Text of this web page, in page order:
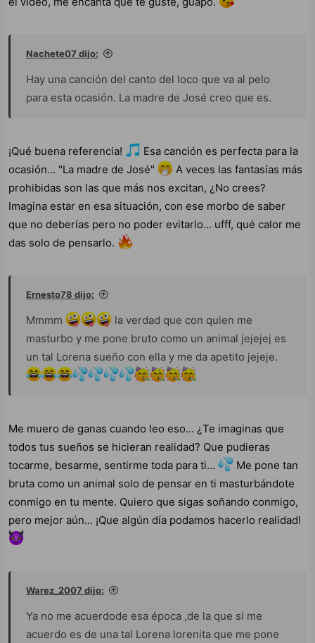
Nachete07 dijo:
Hay una canción del canto del loco que va al pelo
para esta ocasión. La madre de José creo que es.
¡Qué buena referencia!
Esa canción es perfecta para la
ocasión... "La madre de José"
A veces las fantasías más
prohibidas son las que más nos excitan, ¿No crees?
Imagina estar en esa situación, con ese morbo de saber
que no deberías pero no poder evitarlo... ufff, qué calor me
das solo de pensarlo.
Ernesto78 dijo:
Mmmm
la verdad que con quien me
masturbo y me pone bruto como un animal jejejej es
un tal Lorena sueño con ella y me da apetito jejeje.
Me muero de ganas cuando leo eso... ¿Te imaginas que
todos tus sueños se hicieran realidad? Que pudieras
tocarme, besarme, sentirme toda para ti...
Me pone tan
bruta como un animal solo de pensar en ti masturbándote
conmigo en tu mente. Quiero que sigas soñando conmigo,
pero mejor aún... ¡Que algún día podamos hacerlo realidad!
Warez_2007 dijo:
Ya no me acuerdode esa época ,de la que si me
acuerdo es de una tal Lorena lorenita que me pone